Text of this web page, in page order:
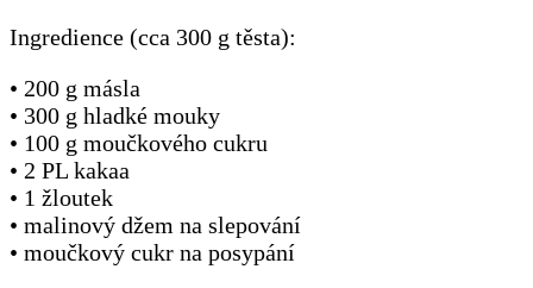
Ingredience (cca 300 g těsta):
• 200 g másla
• 300 g hladké mouky
• 100 g moučkového cukru
• 2 PL kakaa
• 1 žloutek
• malinový džem na slepování
• moučkový cukr na posypání